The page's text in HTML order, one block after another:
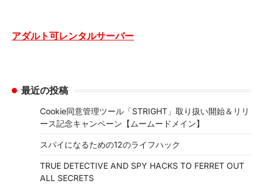
アダルト可レンタルサーバー
最近の投稿
Cookie同意管理ツール「STRIGHT」取り扱い開始＆リリ
ース記念キャンペーン【ムームードメイン】
スパイになるための12のライフハック
TRUE DETECTIVE AND SPY HACKS TO FERRET OUT
ALL SECRETS